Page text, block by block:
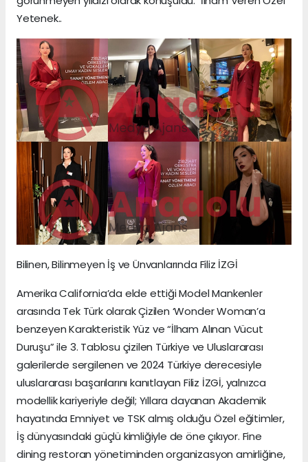
Yetenek..
Bilinen, Bilinmeyen İş ve Ünvanlarında Filiz İZGİ
Amerika California’da elde ettiği Model Mankenler
arasında Tek Türk olarak Çizilen ‘Wonder Woman’a
benzeyen Karakteristik Yüz ve “İlham Alınan Vücut
Duruşu” ile 3. Tablosu çizilen Türkiye ve Uluslararası
galerilerde sergilenen ve 2024 Türkiye derecesiyle
uluslararası başarılarını kanıtlayan Filiz İZGİ, yalnızca
modellik kariyeriyle değil; Yıllara dayanan Akademik
hayatında Emniyet ve TSK almış olduğu Özel eğitimler,
İş dünyasındaki güçlü kimliğiyle de öne çıkıyor. Fine
dining restoran yönetiminden organizasyon amirliğine,